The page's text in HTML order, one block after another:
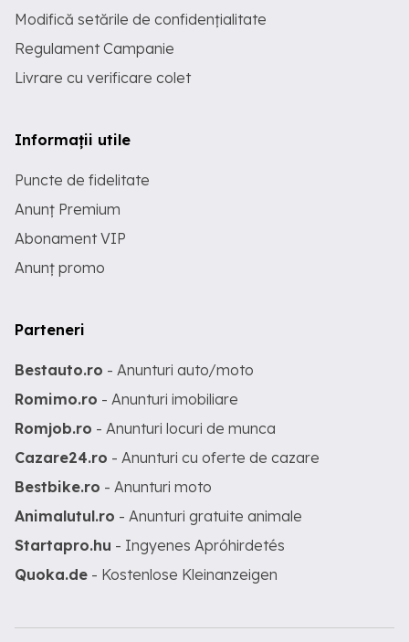
Modifică setările de confidențialitate
Regulament Campanie
Livrare cu verificare colet
Informații utile
Puncte de fidelitate
Anunț Premium
Abonament VIP
Anunț promo
Parteneri
Bestauto.ro - Anunturi auto/moto
Romimo.ro - Anunturi imobiliare
Romjob.ro - Anunturi locuri de munca
Cazare24.ro - Anunturi cu oferte de cazare
Bestbike.ro - Anunturi moto
Animalutul.ro - Anunturi gratuite animale
Startapro.hu - Ingyenes Apróhirdetés
Quoka.de - Kostenlose Kleinanzeigen